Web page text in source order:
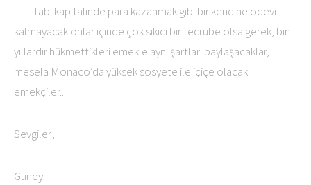
Tabi kapitalinde para kazanmak gibi bir kendine ödevi
kalmayacak onlar içinde çok sıkıcı bir tecrübe olsa gerek, bin
yıllardır hükmettikleri emekle aynı şartları paylaşacaklar,
mesela Monaco’da yüksek sosyete ile içiçe olacak
emekçiler..
Sevgiler;
Güney.